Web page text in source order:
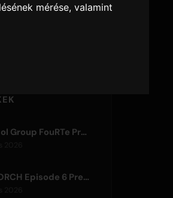
mérése, valamint
Virtual Idol Group FouRTe Project Debuts with 'ALL IN' Album Produced by m-flo's ☆Taku Takahashi
2026
BLACK TORCH Episode 6 Preview and Streaming Details